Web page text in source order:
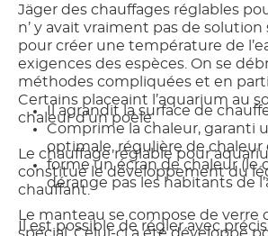
Jäger des chauffages réglables
n’ y avait vraiment pas de solution
pour créer une température de
exigences des espèces. On se
méthodes compliquées et en
Certains placeaint l’aquarium au
chaleur d’un poèle.
Le chauffage réglable pour
constitue le développement du
chauffant.
Il est possible de régler avec
Il agrandit la surface de
Comprime la chaleur, garanti
optimale, régulière de chaleur
forme un écran de chaleur (le
dérange pas les habitants de
Le manteau se compose de verre